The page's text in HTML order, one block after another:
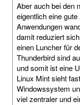
Aber auch bei den
eigentlich eine
Anwendungen
damit reduziert
einen Luncher für
Thunderbird sind
und somit ist eine
Linux Mint sieht
Windowssystem
viel zentraler und